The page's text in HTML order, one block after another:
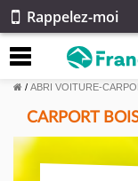
Rappelez-moi
/ ABRI VOITURE-
CARPORT